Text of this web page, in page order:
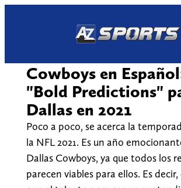
Cowboys en
"Bold Predictions"
Dallas en 2021
Poco a poco, se acerca la
la NFL 2021. Es un año
Dallas Cowboys, ya que todos los
parecen viables para ellos. Es